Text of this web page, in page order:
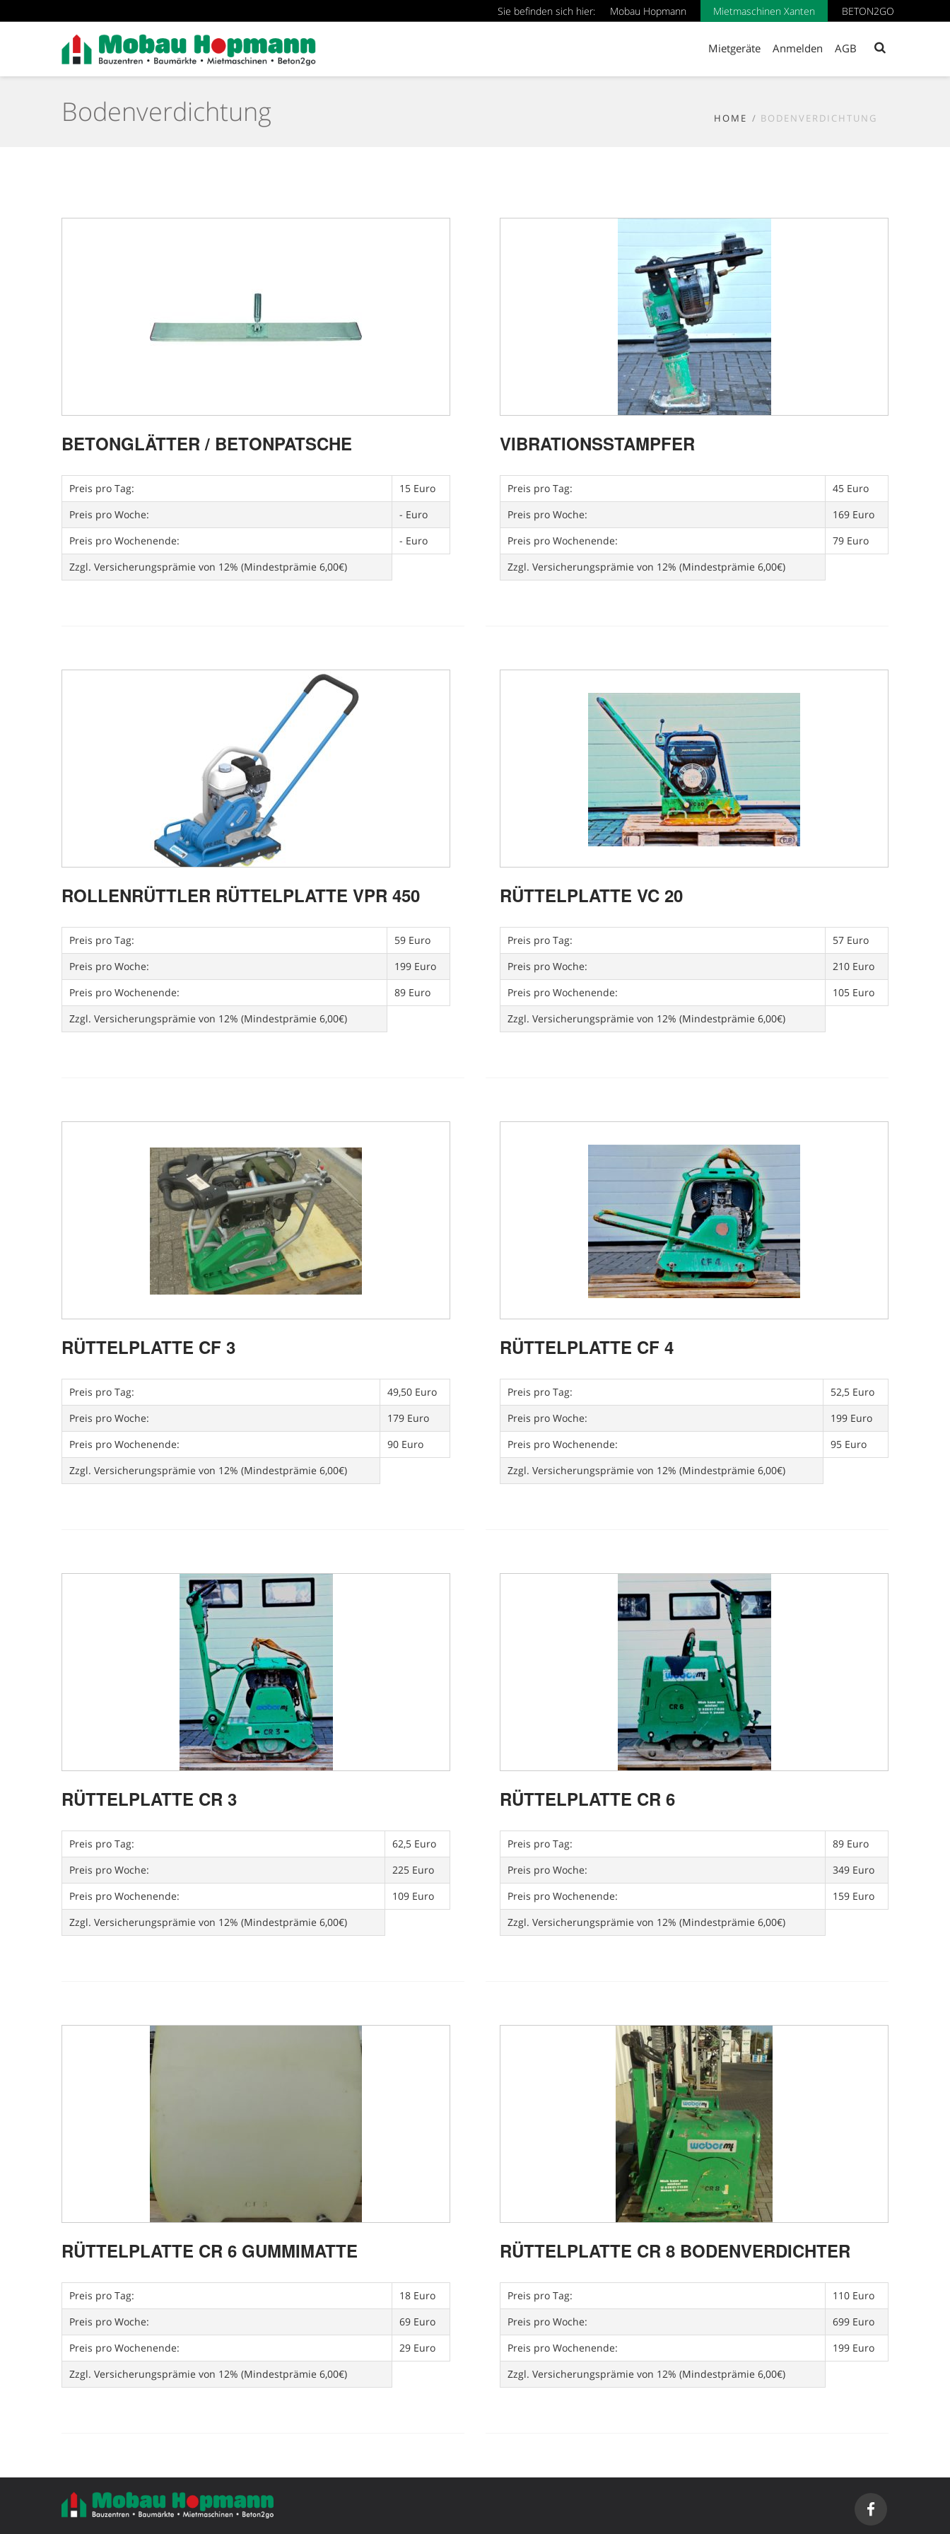
Sie befinden sich hier: Mobau Hopmann Mietmaschinen Xanten BETON2GO
Mietgeräte Anmelden AGB
Bodenverdichtung HOME BODENVERDICHTUNG
BETONGLÄTTER / BETONPATSCHE
Preis pro Tag:
15 Euro
Preis pro Woche:
- Euro
Preis pro Wochenende:
- Euro
Zzgl. Versicherungsprämie von 12% (Mindestprämie 6,00€)
VIBRATIONSSTAMPFER
Preis pro Tag:
45 Euro
Preis pro Woche:
169 Euro
Preis pro Wochenende:
79 Euro
Zzgl. Versicherungsprämie von 12% (Mindestprämie 6,00€)
ROLLENRÜTTLER RÜTTELPLATTE VPR 450
Preis pro Tag:
59 Euro
Preis pro Woche:
199 Euro
Preis pro Wochenende:
89 Euro
Zzgl. Versicherungsprämie von 12% (Mindestprämie 6,00€)
RÜTTELPLATTE VC 20
Preis pro Tag:
57 Euro
Preis pro Woche:
210 Euro
Preis pro Wochenende:
105 Euro
Zzgl. Versicherungsprämie von 12% (Mindestprämie 6,00€)
RÜTTELPLATTE CF 3
Preis pro Tag:
49,50 Euro
Preis pro Woche:
179 Euro
Preis pro Wochenende:
90 Euro
Zzgl. Versicherungsprämie von 12% (Mindestprämie 6,00€)
RÜTTELPLATTE CF 4
Preis pro Tag:
52,5 Euro
Preis pro Woche:
199 Euro
Preis pro Wochenende:
95 Euro
Zzgl. Versicherungsprämie von 12% (Mindestprämie 6,00€)
RÜTTELPLATTE CR 3
Preis pro Tag:
62,5 Euro
Preis pro Woche:
225 Euro
Preis pro Wochenende:
109 Euro
Zzgl. Versicherungsprämie von 12% (Mindestprämie 6,00€)
RÜTTELPLATTE CR 6
Preis pro Tag:
89 Euro
Preis pro Woche:
349 Euro
Preis pro Wochenende:
159 Euro
Zzgl. Versicherungsprämie von 12% (Mindestprämie 6,00€)
RÜTTELPLATTE CR 6 GUMMIMATTE
Preis pro Tag:
18 Euro
Preis pro Woche:
69 Euro
Preis pro Wochenende:
29 Euro
Zzgl. Versicherungsprämie von 12% (Mindestprämie 6,00€)
RÜTTELPLATTE CR 8 BODENVERDICHTER
Preis pro Tag:
110 Euro
Preis pro Woche:
699 Euro
Preis pro Wochenende:
199 Euro
Zzgl. Versicherungsprämie von 12% (Mindestprämie 6,00€)